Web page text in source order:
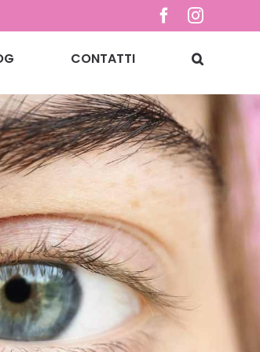
Facebook
CONTATTI